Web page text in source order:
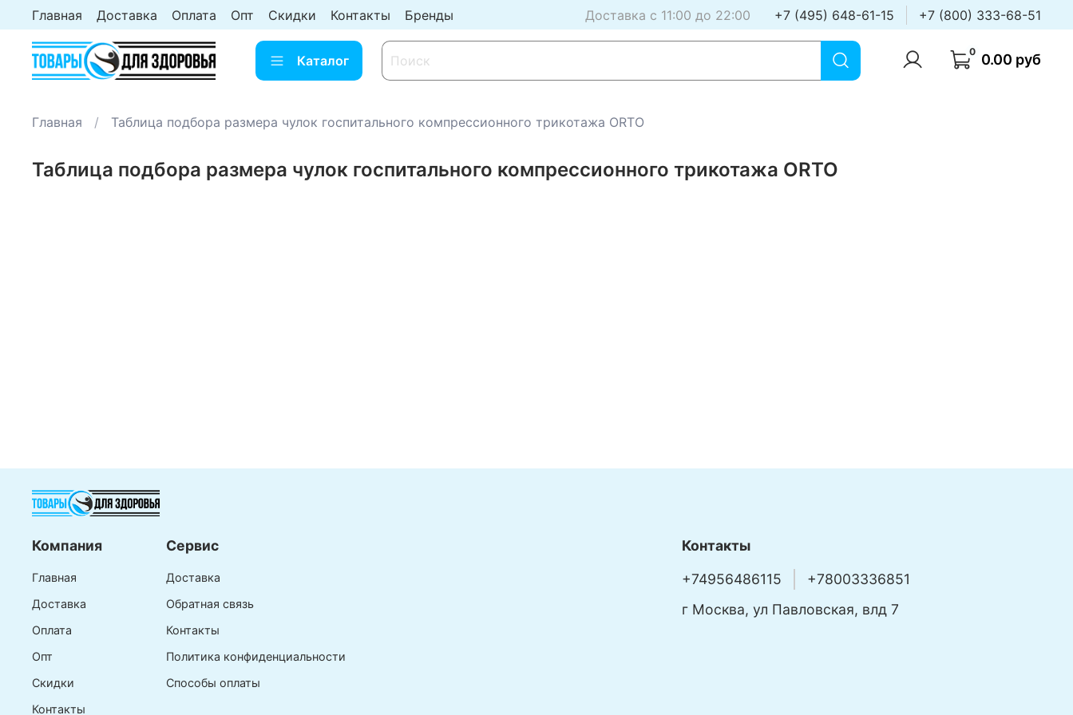
Главная Доставка Оплата Опт Скидки Контакты Бренды Доставка с 11:00 до 22:00 +7 (495) 648-61-15 +7 (800) 333-68-51
Каталог
0 0.00 руб
Главная Таблица подбора размера чулок госпитального компрессионного трикотажа ORTO
Таблица подбора размера чулок госпитального компрессионного трикотажа ORTO
Компания
Главная
Доставка
Оплата
Опт
Скидки
Контакты
Сервис
Доставка
Обратная связь
Контакты
Политика конфиденциальности
Способы оплаты
Контакты
+74956486115
+78003336851
г Москва, ул Павловская, влд 7